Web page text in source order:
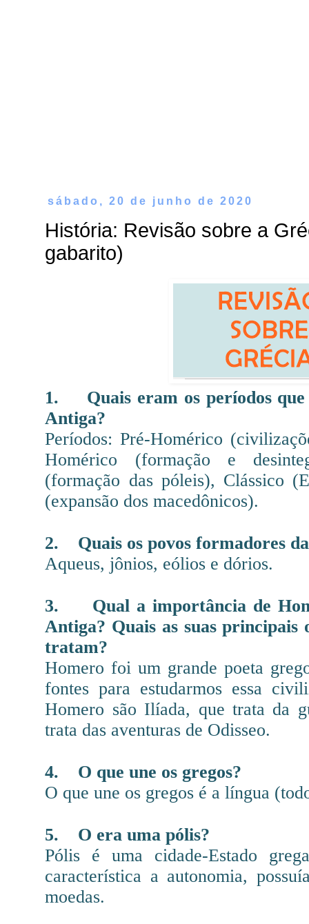
sábado, 20 de junho de 2020
História: Revisão sobre a
gabarito)
1.
Quais eram os períodos
Antiga?
Períodos: Pré-Homérico
Homérico (formação e
(formação das póleis), Clássico
(expansão dos macedônicos).
2.
Quais os povos formadores
Aqueus, jônios, eólios e dórios.
3.
Qual a importância de
Antiga? Quais as suas principais
tratam?
Homero foi um grande poeta
fontes para estudarmos essa
Homero são Ilíada, que trata da
trata das aventuras de Odisseo.
4.
O que une os gregos?
O que une os gregos é a língua
5.
O era uma pólis?
Pólis é uma cidade-Estado
característica a autonomia,
moedas.